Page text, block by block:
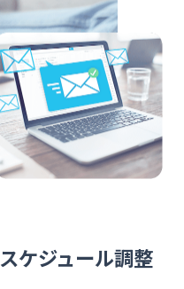
スケジュール調整